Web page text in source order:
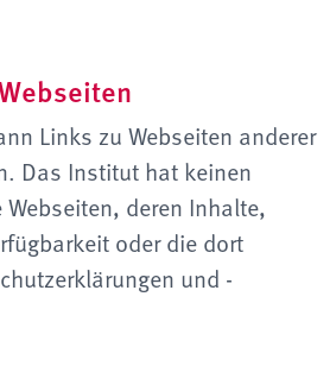
Links zu Webseiten anderer
Das Institut hat keinen
deren Inhalte,
oder die dort
und -